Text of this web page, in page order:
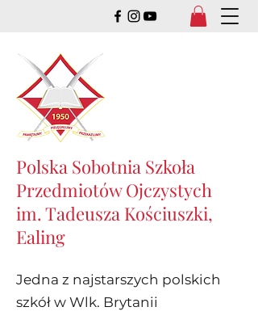
Polska Sobotnia Szkoła
Przedmiotów Ojczystych
im. Tadeusza Kościuszki,
Ealing
Jedna z najstarszych polskich
szkół w Wlk. Brytanii